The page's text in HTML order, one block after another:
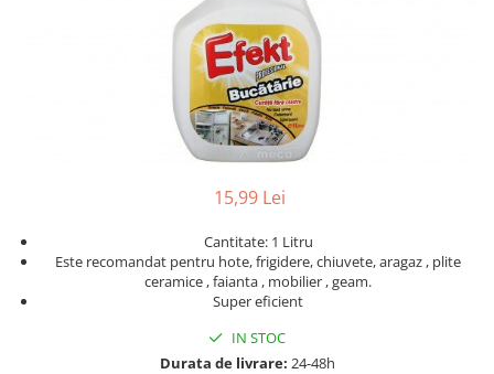
15,99 Lei
Cantitate: 1 Litru
Este recomandat pentru hote, frigidere, chiuvete, aragaz , plite
ceramice , faianta , mobilier , geam.
Super eficient
IN STOC
Durata de livrare: 24-48h